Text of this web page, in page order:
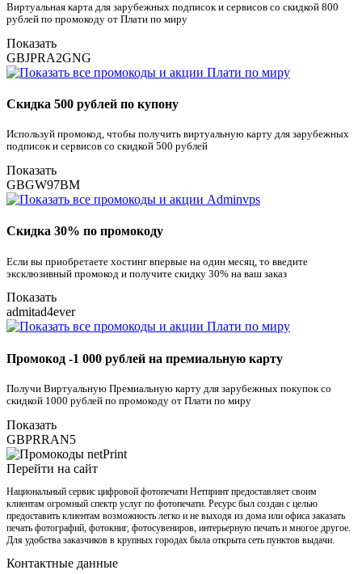
Виртуальная карта для зарубежных подписок и сервисов со скидкой 800
рублей по промокоду от Плати по миру
Показать
GBJPRA2GNG
Скидка 500 рублей по купону
Используй промокод, чтобы получить виртуальную карту для зарубежных
подписок и сервисов со скидкой 500 рублей
Показать
GBGW97BM
Скидка 30% по промокоду
Если вы приобретаете хостинг впервые на один месяц, то введите
эксклюзивный промокод и получите скидку 30% на ваш заказ
Показать
admitad4ever
Промокод -1 000 рублей на премиальную карту
Получи Виртуальную Премиальную карту для зарубежных покупок со
скидкой 1000 рублей по промокоду от Плати по миру
Показать
GBPRRAN5
Перейти на сайт
Национальный сервис цифровой фотопечати Нетпринт предоставляет своим
клиентам огромный спектр услуг по фотопечати. Ресурс был создан с целью
предоставить клиентам возможность легко и не выходя из дома или офиса заказать
печать фотографий, фотокниг, фотосувениров, интерьерную печать и многое другое.
Для удобства заказчиков в крупных городах была открыта сеть пунктов выдачи.
Контактные данные